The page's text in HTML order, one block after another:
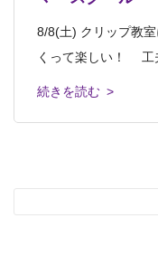
8/8(土) クリップ教
くって楽しい！ 工
続きを読む >
「平和と美術と音
つひとつの作品に込
続きを読む >
まま みて。 わたし
うごかすの。 たの
続きを読む >
ポーリングって？
という意味でつかわ
続きを読む >
第65回新制作広島
ぱお代表加藤宇章も
続きを読む >